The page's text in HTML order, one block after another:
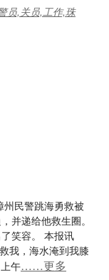
员,关员,工作,珠
民警跳海勇救被
并递给他救生圈。
笑容。 本报讯
我，海水淹到我膝
午……更多